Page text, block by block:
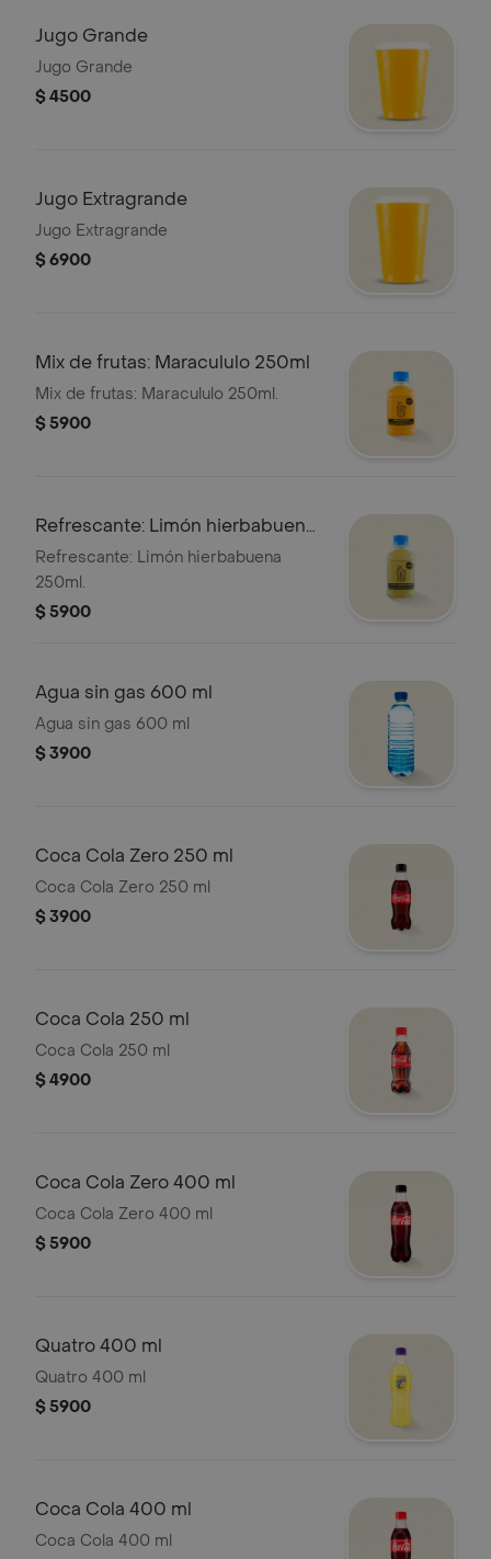
Jugo Grande
Jugo Grande
$ 4500
Jugo Extragrande
Jugo Extragrande
$ 6900
Mix de frutas: Maracululo 250ml
Mix de frutas: Maracululo 250ml.
$ 5900
Refrescante: Limón hierbabuena
250ml
Refrescante: Limón hierbabuena
250ml.
$ 5900
Agua sin gas 600 ml
Agua sin gas 600 ml
$ 3900
Coca Cola Zero 250 ml
Coca Cola Zero 250 ml
$ 3900
Coca Cola 250 ml
Coca Cola 250 ml
$ 4900
Coca Cola Zero 400 ml
Coca Cola Zero 400 ml
$ 5900
Quatro 400 ml
Quatro 400 ml
$ 5900
Coca Cola 400 ml
Coca Cola 400 ml